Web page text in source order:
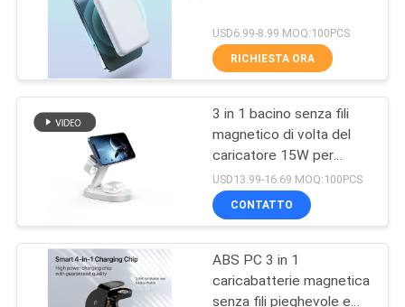
CONTATTICI
RICHIEDA
UNA
CITAZIONE
DEL
SITO
Caricatore senza fili
del cuscinetto di
topo
Supporto di carico
senza fili veloce
29
USD6.99-8.99 MOQ:100PCS
RICHIESTA ORA
3 in 1 bacino senza fili
magnetico di volta del
caricatore 15W per
Iphone12
USD13.99-16.69 MOQ:100PCS
CONTATTO
ABS PC 3 in 1
caricabatterie magnetica
senza fili pieghevole e